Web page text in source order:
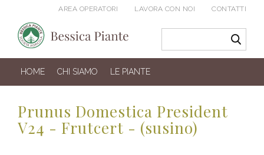
AREA OPERATORI LAVORA CON NOI CONTATTI
HOME CHI SIAMO LE PIANTE
Prunus Domestica President
V24 - Frutcert - (susino)